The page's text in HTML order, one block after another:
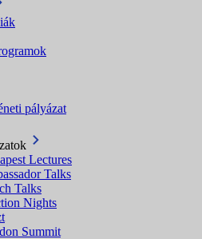
pályázat
Lectures
Talks
Talks
Nights
Summit